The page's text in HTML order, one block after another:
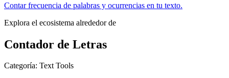
Contar frecuencia de palabras y ocurrencias en tu texto.
Explora el ecosistema alrededor de
Contador de Letras
Categoría: Text Tools